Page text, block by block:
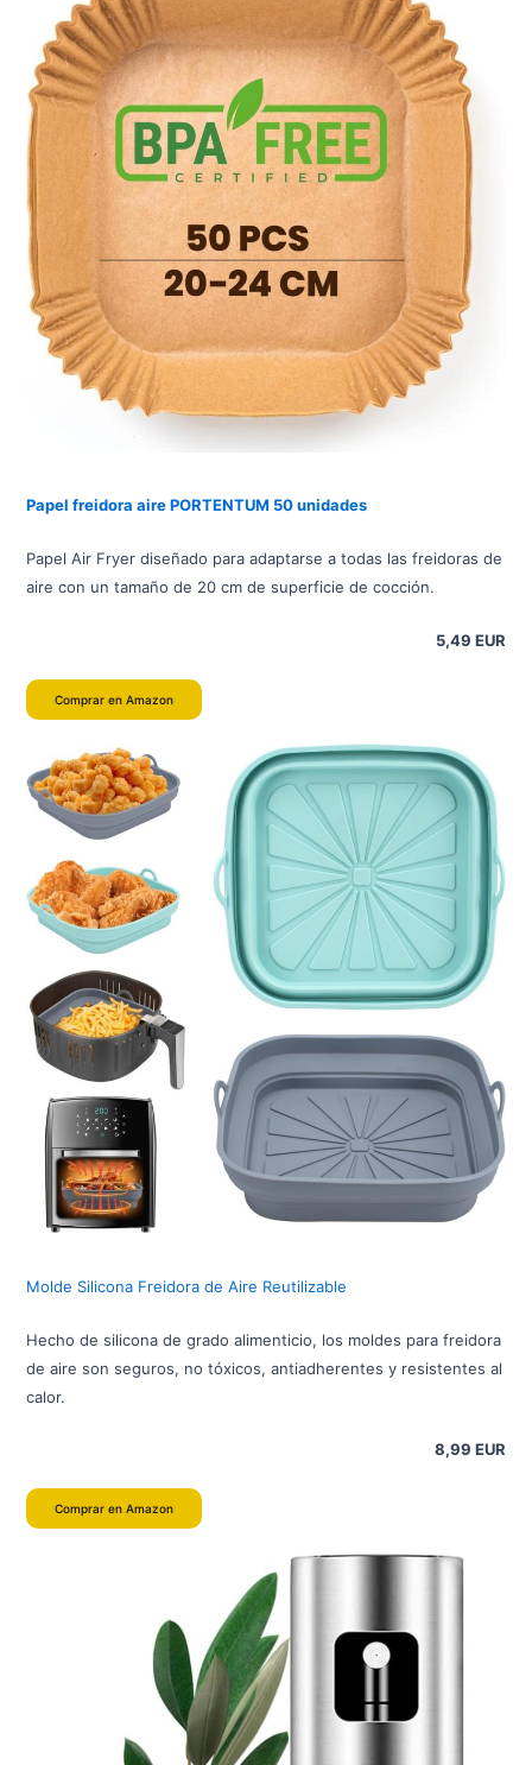
Papel freidora aire PORTENTUM 50 unidades
Papel Air Fryer diseñado para adaptarse a todas las freidoras de
aire con un tamaño de 20 cm de superficie de cocción.
5,49 EUR
Comprar en Amazon
Molde Silicona Freidora de Aire Reutilizable
Hecho de silicona de grado alimenticio, los moldes para freidora
de aire son seguros, no tóxicos, antiadherentes y resistentes al
calor.
8,99 EUR
Comprar en Amazon